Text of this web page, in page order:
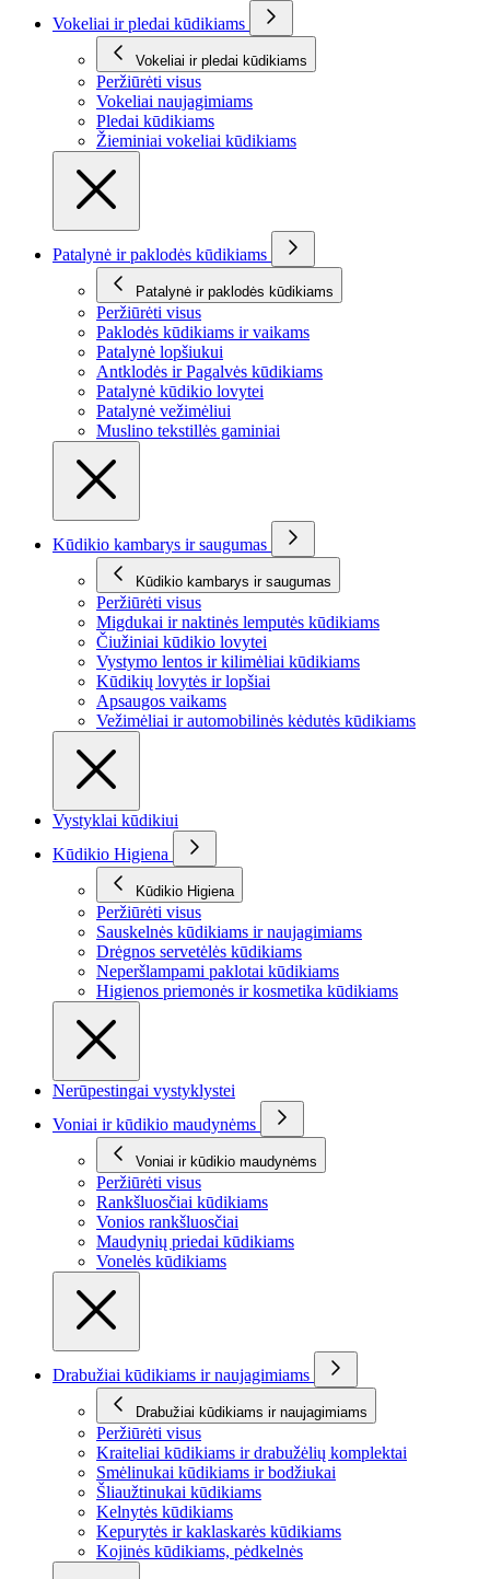
Vokeliai ir pledai kūdikiams
Vokeliai ir pledai kūdikiams
Peržiūrėti visus
Vokeliai naujagimiams
Pledai kūdikiams
Žieminiai vokeliai kūdikiams
Patalynė ir paklodės kūdikiams
Patalynė ir paklodės kūdikiams
Peržiūrėti visus
Paklodės kūdikiams ir vaikams
Patalynė lopšiukui
Antklodės ir Pagalvės kūdikiams
Patalynė kūdikio lovytei
Patalynė vežimėliui
Muslino tekstillės gaminiai
Kūdikio kambarys ir saugumas
Kūdikio kambarys ir saugumas
Peržiūrėti visus
Migdukai ir naktinės lemputės kūdikiams
Čiužiniai kūdikio lovytei
Vystymo lentos ir kilimėliai kūdikiams
Kūdikių lovytės ir lopšiai
Apsaugos vaikams
Vežimėliai ir automobilinės kėdutės kūdikiams
Vystyklai kūdikiui
Kūdikio Higiena
Kūdikio Higiena
Peržiūrėti visus
Sauskelnės kūdikiams ir naujagimiams
Drėgnos servetėlės kūdikiams
Neperšlampami paklotai kūdikiams
Higienos priemonės ir kosmetika kūdikiams
Nerūpestingai vystyklystei
Voniai ir kūdikio maudynėms
Voniai ir kūdikio maudynėms
Peržiūrėti visus
Rankšluosčiai kūdikiams
Vonios rankšluosčiai
Maudynių priedai kūdikiams
Vonelės kūdikiams
Drabužiai kūdikiams ir naujagimiams
Drabužiai kūdikiams ir naujagimiams
Peržiūrėti visus
Kraiteliai kūdikiams ir drabužėlių komplektai
Smėlinukai kūdikiams ir bodžiukai
Šliaužtinukai kūdikiams
Kelnytės kūdikiams
Kepurytės ir kaklaskarės kūdikiams
Kojinės kūdikiams, pėdkelnės